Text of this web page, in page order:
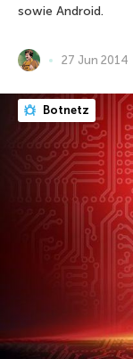
sowie Android.
27 Jun 2014
Botnetz